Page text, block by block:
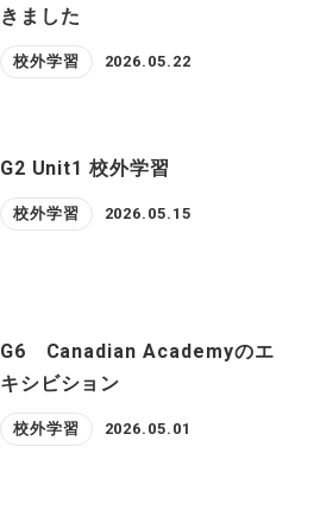
きました
校外学習 2026.05.22
G2 Unit1 校外学習
校外学習 2026.05.15
G6 Canadian Academyのエ
キシビション
校外学習 2026.05.01